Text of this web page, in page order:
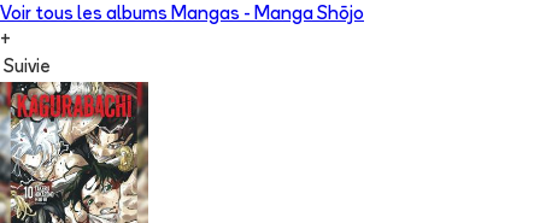
Voir tous les albums Mangas - Manga Shōjo
+
Suivie